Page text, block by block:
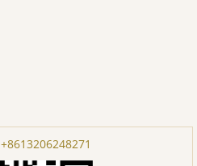
+8613206248271